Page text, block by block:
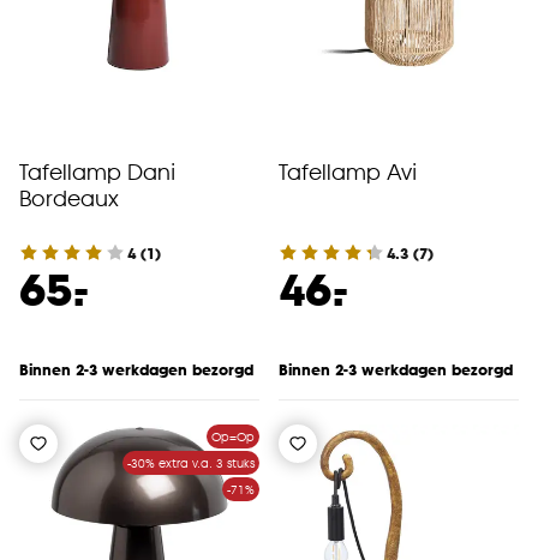
Tafellamp Dani
Bordeaux
4(1)
65.
-
Binnen 2-3 werkdagen bezorgd
Tafellamp Avi
4.3 (7)
46.
-
Binnen 2-3 werkdagen bezorgd
Op=Op
-30% extra v.a. 3 stuks
-71%